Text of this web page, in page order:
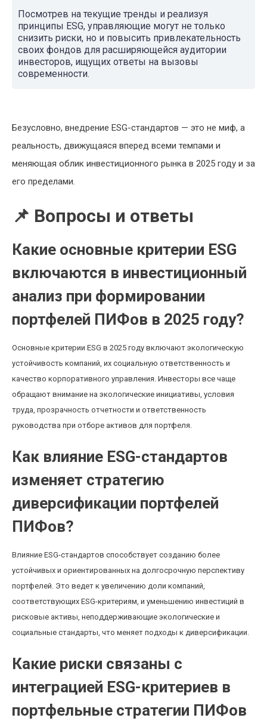
Посмотрев на текущие тренды и реализуя
принципы ESG, управляющие могут не только
снизить риски, но и повысить привлекательность
своих фондов для расширяющейся аудитории
инвесторов, ищущих ответы на вызовы
современности.
Безусловно, внедрение ESG-стандартов — это не миф, а
реальность, движущаяся вперед всеми темпами и
меняющая облик инвестиционного рынка в 2025 году и за
его пределами.
📌 Вопросы и ответы
Какие основные критерии ESG
включаются в инвестиционный
анализ при формировании
портфелей ПИФов в 2025 году?
Основные критерии ESG в 2025 году включают экологическую
устойчивость компаний, их социальную ответственность и
качество корпоративного управления. Инвесторы все чаще
обращают внимание на экологические инициативы, условия
труда, прозрачность отчетности и ответственность
руководства при отборе активов для портфеля.
Как влияние ESG-стандартов
изменяет стратегию
диверсификации портфелей
ПИФов?
Влияние ESG-стандартов способствует созданию более
устойчивых и ориентированных на долгосрочную перспективу
портфелей. Это ведет к увеличению доли компаний,
соответствующих ESG-критериям, и уменьшению инвестиций в
рисковые активы, неподдерживающие экологические и
социальные стандарты, что меняет подходы к диверсификации.
Какие риски связаны с
интеграцией ESG-критериев в
портфельные стратегии ПИФов